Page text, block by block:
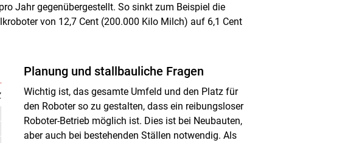
Jahr gegenübergestellt. So sinkt zum Beispiel die
von 12,7 Cent (200.000 Kilo Milch) auf 6,1 Cent
Planung und stallbauliche Fragen
Wichtig ist, das gesamte Umfeld und den Platz für
den Roboter so zu gestalten, dass ein reibungsloser
Roboter-Betrieb möglich ist. Dies ist bei Neubauten,
aber auch bei bestehenden Ställen notwendig. Als